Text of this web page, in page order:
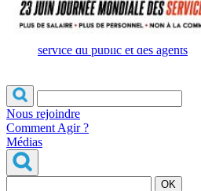
Contractuels
|
Le dialogue social engagé pour
service du public et des agents
Nous rejoindre
Comment Agir ?
Médias
OK